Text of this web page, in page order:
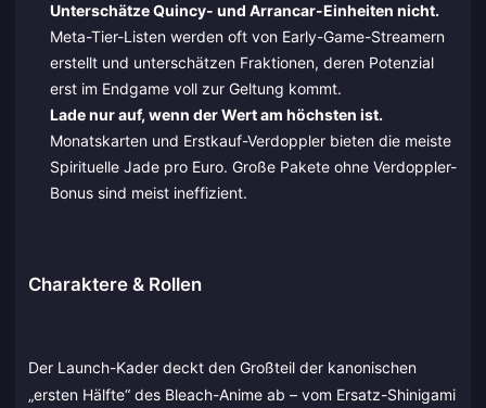
Unterschätze Quincy- und Arrancar-Einheiten nicht.
Meta-Tier-Listen werden oft von Early-Game-Streamern
erstellt und unterschätzen Fraktionen, deren Potenzial
erst im Endgame voll zur Geltung kommt.
Lade nur auf, wenn der Wert am höchsten ist.
Monatskarten und Erstkauf-Verdoppler bieten die meiste
Spirituelle Jade pro Euro. Große Pakete ohne Verdoppler-
Bonus sind meist ineffizient.
Charaktere & Rollen
Der Launch-Kader deckt den Großteil der kanonischen
„ersten Hälfte“ des Bleach-Anime ab – vom Ersatz-Shinigami